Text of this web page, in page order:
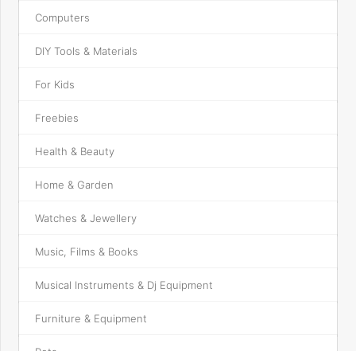
Computers
DIY Tools & Materials
For Kids
Freebies
Health & Beauty
Home & Garden
Watches & Jewellery
Music, Films & Books
Musical Instruments & Dj Equipment
Furniture & Equipment